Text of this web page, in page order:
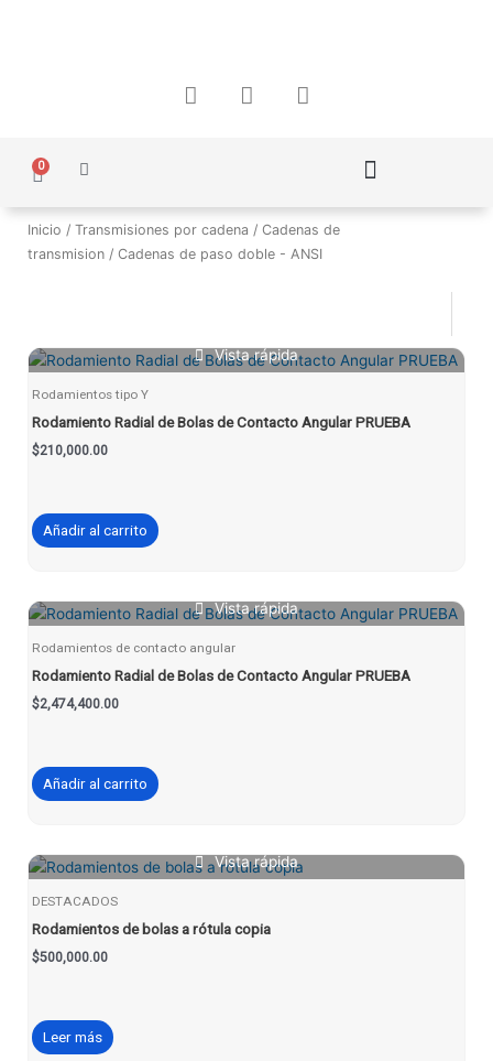
F
a
o
k
I
n
r
a
m
W
h
p
p
0
Carrito
Inicio / Transmisiones por cadena / Cadenas de
transmision / Cadenas de paso doble - ANSI
Vista rápida
Rodamientos tipo Y
Rodamiento Radial de Bolas de Contacto Angular PRUEBA
$210,000.00
Añadir al carrito
Vista rápida
Rodamientos de contacto angular
Rodamiento Radial de Bolas de Contacto Angular PRUEBA
$2,474,400.00
Añadir al carrito
Vista rápida
DESTACADOS
Rodamientos de bolas a rótula copia
$500,000.00
Leer más